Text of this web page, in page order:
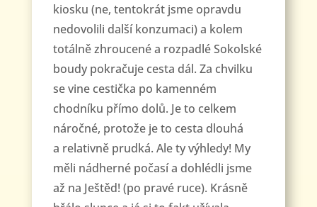
kiosku (ne, tentokrát jsme opravdu
nedovolili další konzumaci) a kolem
totálně zhroucené a rozpadlé Sokolské
boudy pokračuje cesta dál. Za chvilku
se vine cestička po kamenném
chodníku přímo dolů. Je to celkem
náročné, protože je to cesta dlouhá
a relativně prudká. Ale ty výhledy! My
měli nádherné počasí a dohlédli jsme
až na Ještěd! (po pravé ruce). Krásně